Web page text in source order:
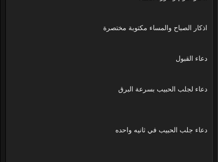
اذكار الصباح والمساء مكتوبة مختصرة
دعاء القبول
دعاء لجلب الحبيب بسرعة البرق
دعاء جلب الحبيب في ثانيه واحده